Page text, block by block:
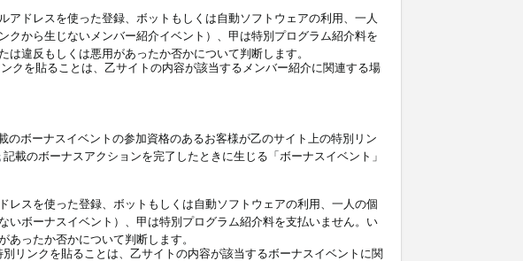
ドレスを使った登録、ボットもしくは自動ソフトウェアの利用、一人
から生じないメンバー紹介イベント）、甲は特別プログラム紹介料を
違反もしくは悪用があったか否かについて判断します。
クを貼ることは、乙サイトの内容が該当するメンバー紹介に関連する場
のボーナスイベントの参加資格のあるお客様が乙のサイト上の特別リン
記載のボーナスアクションを完了したときに生じる「ボーナスイベント」
スを使った登録、ボットもしくは自動ソフトウェアの利用、一人の個
ボーナスイベント）、甲は特別プログラム紹介料を支払いません。い
ったか否かについて判断します。
リンクを貼ることは、乙サイトの内容が該当するボーナスイベントに関